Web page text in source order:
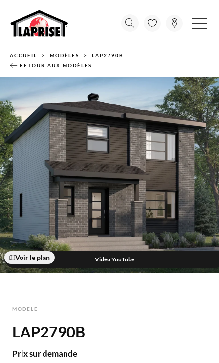
ACCUEIL MODÈLES
LAP2790B
RETOUR AUX MODÈLES
Voir le plan Vidéo YouTube
MODÈLE
LAP2790B
Prix sur demande